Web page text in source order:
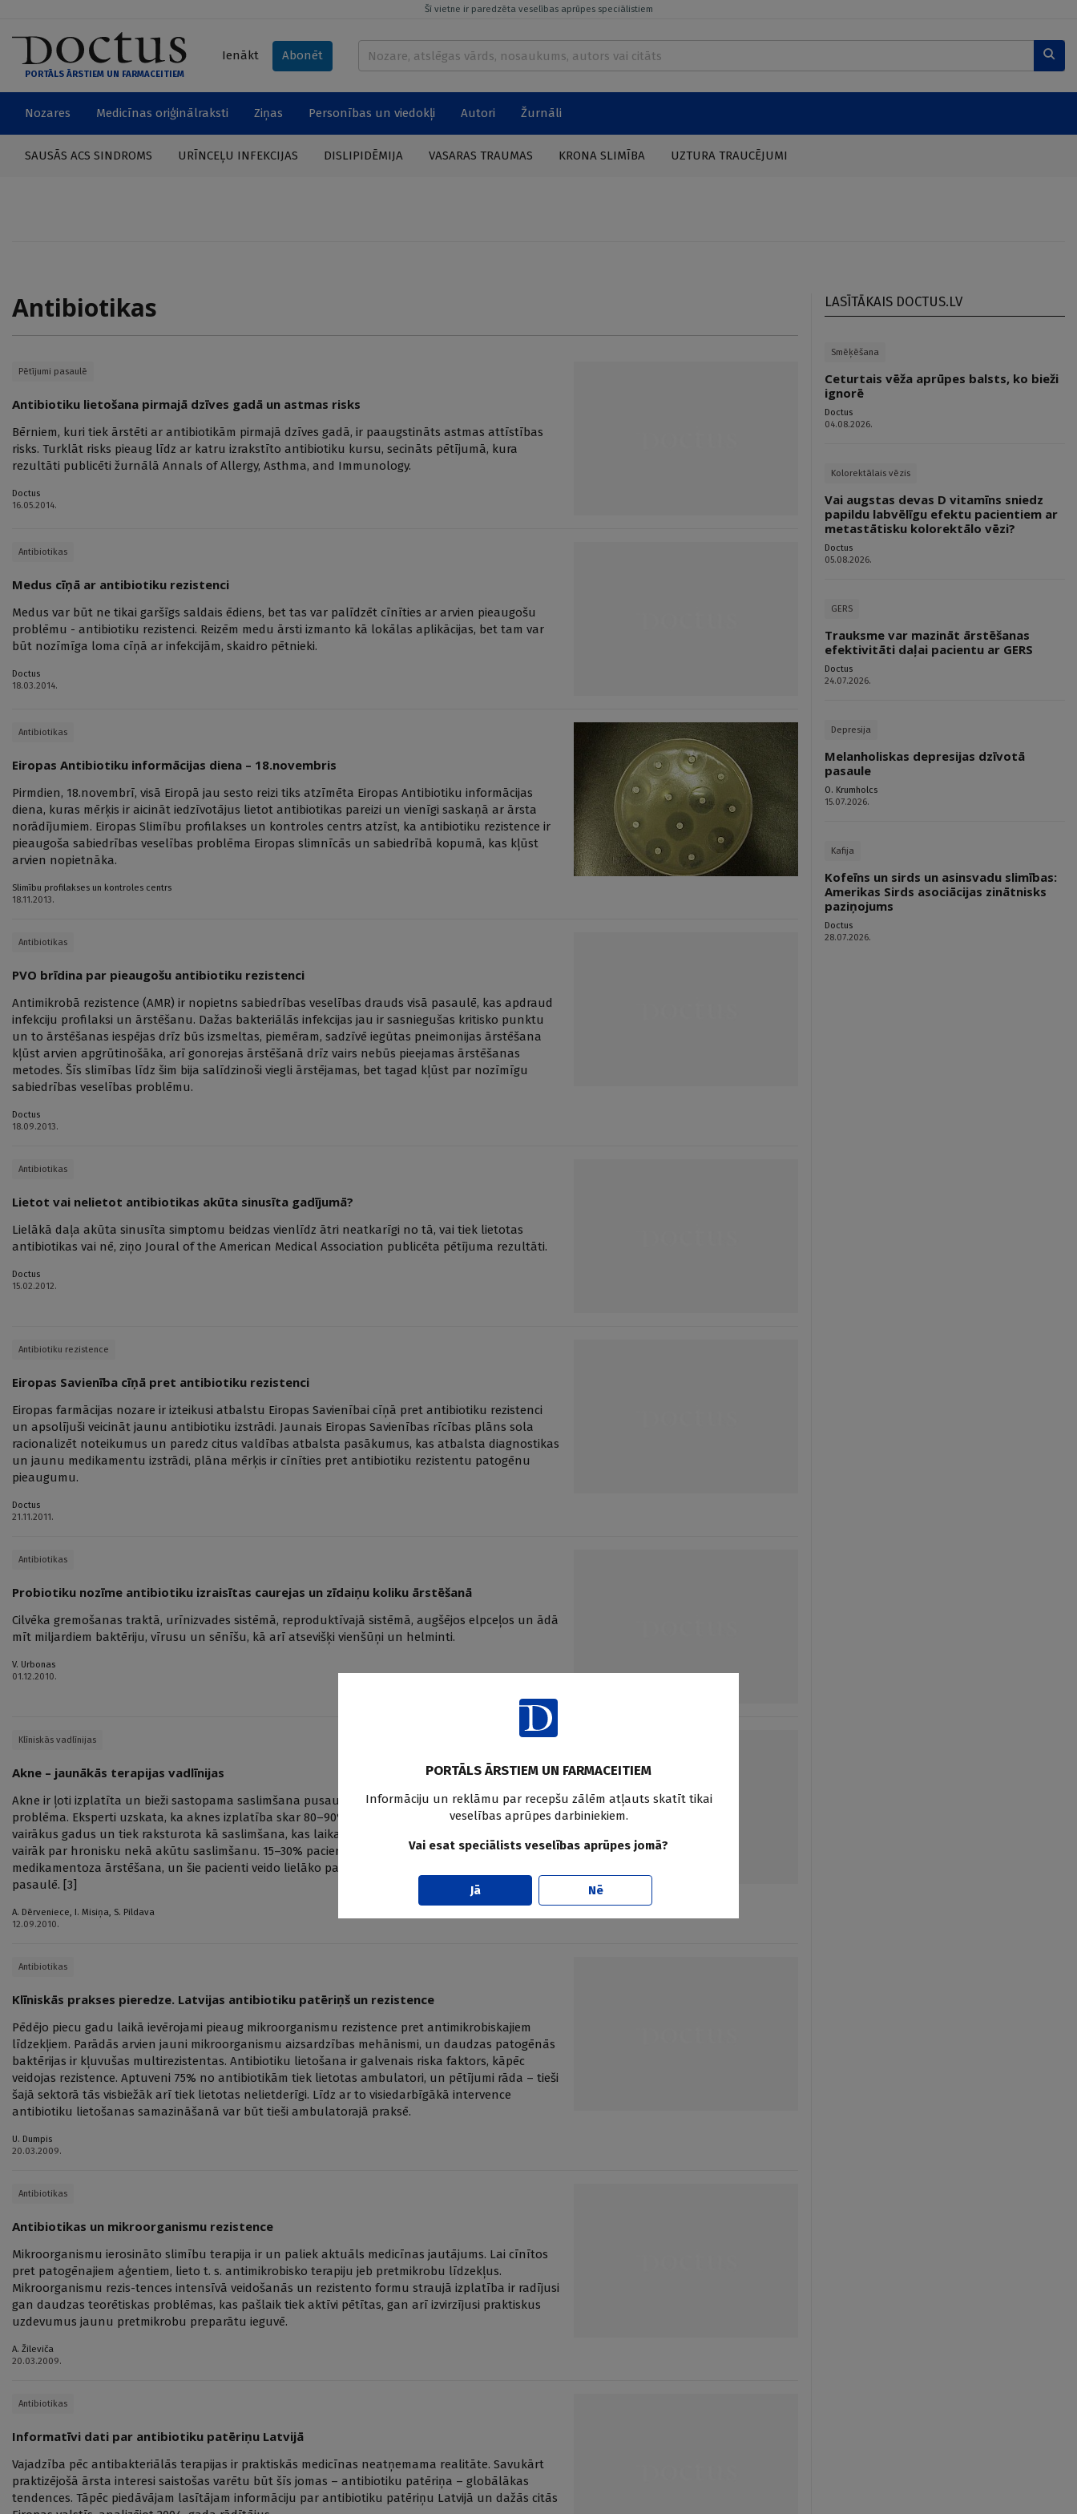
Šī vietne ir paredzēta veselības aprūpes speciālistiem
PORTĀLS ĀRSTIEM UN FARMACEITIEM
Ienākt Abonēt
Nozares Medicīnas oriģinālraksti Ziņas Personības un viedokļi Autori Žurnāli
SAUSĀS ACS SINDROMS URĪNCEĻU INFEKCIJAS DISLIPIDĒMIJA VASARAS TRAUMAS KRONA SLIMĪBA UZTURA TRAUCĒJUMI
Antibiotikas
Pētījumi pasaulē
Antibiotiku lietošana pirmajā dzīves gadā un astmas risks
Bērniem, kuri tiek ārstēti ar antibiotikām pirmajā dzīves gadā, ir paaugstināts astmas attīstības
risks. Turklāt risks pieaug līdz ar katru izrakstīto antibiotiku kursu, secināts pētījumā, kura
rezultāti publicēti žurnālā Annals of Allergy, Asthma, and Immunology.
Doctus
16.05.2014.
Antibiotikas
Medus cīņā ar antibiotiku rezistenci
Medus var būt ne tikai garšīgs saldais ēdiens, bet tas var palīdzēt cīnīties ar arvien pieaugošu
problēmu - antibiotiku rezistenci. Reizēm medu ārsti izmanto kā lokālas aplikācijas, bet tam var
būt nozīmīga loma cīņā ar infekcijām, skaidro pētnieki.
Doctus
18.03.2014.
Antibiotikas
Eiropas Antibiotiku informācijas diena – 18.novembris
Pirmdien, 18.novembrī, visā Eiropā jau sesto reizi tiks atzīmēta Eiropas Antibiotiku informācijas
diena, kuras mērķis ir aicināt iedzīvotājus lietot antibiotikas pareizi un vienīgi saskaņā ar ārsta
norādījumiem. Eiropas Slimību profilakses un kontroles centrs atzīst, ka antibiotiku rezistence ir
pieaugoša sabiedrības veselības problēma Eiropas slimnīcās un sabiedrībā kopumā, kas kļūst
arvien nopietnāka.
Slimību profilakses un kontroles centrs
18.11.2013.
Antibiotikas
PVO brīdina par pieaugošu antibiotiku rezistenci
Antimikrobā rezistence (AMR) ir nopietns sabiedrības veselības drauds visā pasaulē, kas apdraud
infekciju profilaksi un ārstēšanu. Dažas bakteriālās infekcijas jau ir sasniegušas kritisko punktu
un to ārstēšanas iespējas drīz būs izsmeltas, piemēram, sadzīvē iegūtas pneimonijas ārstēšana
kļūst arvien apgrūtinošāka, arī gonorejas ārstēšanā drīz vairs nebūs pieejamas ārstēšanas
metodes. Šīs slimības līdz šim bija salīdzinoši viegli ārstējamas, bet tagad kļūst par nozīmīgu
sabiedrības veselības problēmu.
Doctus
18.09.2013.
Antibiotikas
Lietot vai nelietot antibiotikas akūta sinusīta gadījumā?
Lielākā daļa akūta sinusīta simptomu beidzas vienlīdz ātri neatkarīgi no tā, vai tiek lietotas
antibiotikas vai nē, ziņo Joural of the American Medical Association publicēta pētījuma rezultāti.
Doctus
15.02.2012.
Antibiotiku rezistence
Eiropas Savienība cīņā pret antibiotiku rezistenci
Eiropas farmācijas nozare ir izteikusi atbalstu Eiropas Savienībai cīņā pret antibiotiku rezistenci
un apsolījuši veicināt jaunu antibiotiku izstrādi. Jaunais Eiropas Savienības rīcības plāns sola
racionalizēt noteikumus un paredz citus valdības atbalsta pasākumus, kas atbalsta diagnostikas
un jaunu medikamentu izstrādi, plāna mērķis ir cīnīties pret antibiotiku rezistentu patogēnu
pieaugumu.
Doctus
21.11.2011.
Antibiotikas
Probiotiku nozīme antibiotiku izraisītas caurejas un zīdaiņu koliku ārstēšanā
Cilvēka gremošanas traktā, urīnizvades sistēmā, reproduktīvajā sistēmā, augšējos elpceļos un ādā
mīt miljardiem baktēriju, vīrusu un sēnīšu, kā arī atsevišķi vienšūņi un helminti.
V. Urbonas
01.12.2010.
Klīniskās vadlīnijas
Akne – jaunākās terapijas vadlīnijas
Akne ir ļoti izplatīta un bieži sastopama saslimšana pusaudžiem, tomēr tā ir ne tikai pusaudžu
problēma. Eksperti uzskata, ka aknes izplatība skar 80–90% jauniešu. [1; 2] Akne parasti ilgst
vairākus gadus un tiek raksturota kā saslimšana, kas laika gaitā mainās, tāpēc tiek uzskatīta
vairāk par hronisku nekā akūtu saslimšanu. 15–30% pacientu ir nepieciešama intensīva
medikamentoza ārstēšana, un šie pacienti veido lielāko pacientu grupu dermatologu praksēs visā
pasaulē. [3]
A. Dērveniece, I. Misiņa, S. Pildava
12.09.2010.
Antibiotikas
Klīniskās prakses pieredze. Latvijas antibiotiku patēriņš un rezistence
Pēdējo piecu gadu laikā ievērojami pieaug mikroorganismu rezistence pret antimikrobiskajiem
līdzekļiem. Parādās arvien jauni mikroorganismu aizsardzības mehānismi, un daudzas patogēnās
baktērijas ir kļuvušas multirezistentas. Antibiotiku lietošana ir galvenais riska faktors, kāpēc
veidojas rezistence. Aptuveni 75% no antibiotikām tiek lietotas ambulatori, un pētījumi rāda – tieši
šajā sektorā tās visbiežāk arī tiek lietotas nelietderīgi. Līdz ar to visiedarbīgākā intervence
antibiotiku lietošanas samazināšanā var būt tieši ambulatorajā praksē.
U. Dumpis
20.03.2009.
Antibiotikas
Antibiotikas un mikroorganismu rezistence
Mikroorganismu ierosināto slimību terapija ir un paliek aktuāls medicīnas jautājums. Lai cīnītos
pret patogēnajiem aģentiem, lieto t. s. antimikrobisko terapiju jeb pretmikrobu līdzekļus.
Mikroorganismu rezis-tences intensīvā veidošanās un rezistento formu straujā izplatība ir radījusi
gan daudzas teorētiskas problēmas, kas pašlaik tiek aktīvi pētītas, gan arī izvirzījusi praktiskus
uzdevumus jaunu pretmikrobu preparātu ieguvē.
A. Žileviča
20.03.2009.
Antibiotikas
Informatīvi dati par antibiotiku patēriņu Latvijā
Vajadzība pēc antibakteriālās terapijas ir praktiskās medicīnas neatņemama realitāte. Savukārt
praktizējošā ārsta interesi saistošas varētu būt šīs jomas – antibiotiku patēriņa – globālākas
tendences. Tāpēc piedāvājam lasītājam informāciju par antibiotiku patēriņu Latvijā un dažās citās
LASĪTĀKAIS DOCTUS.LV
Smēķēšana
Ceturtais vēža aprūpes balsts, ko bieži
ignorē
Doctus
04.08.2026.
Kolorektālais vēzis
Vai augstas devas D vitamīns sniedz
papildu labvēlīgu efektu pacientiem ar
metastātisku kolorektālo vēzi?
Doctus
05.08.2026.
GERS
Trauksme var mazināt ārstēšanas
efektivitāti daļai pacientu ar GERS
Doctus
24.07.2026.
Depresija
Melanholiskas depresijas dzīvotā
pasaule
O. Krumholcs
15.07.2026.
Kafija
Kofeīns un sirds un asinsvadu slimības:
Amerikas Sirds asociācijas zinātnisks
paziņojums
Doctus
28.07.2026.
PORTĀLS ĀRSTIEM UN FARMACEITIEM
Informāciju un reklāmu par recepšu zālēm atļauts skatīt tikai
veselības aprūpes darbiniekiem.
Vai esat speciālists veselības aprūpes jomā?
Jā Nē